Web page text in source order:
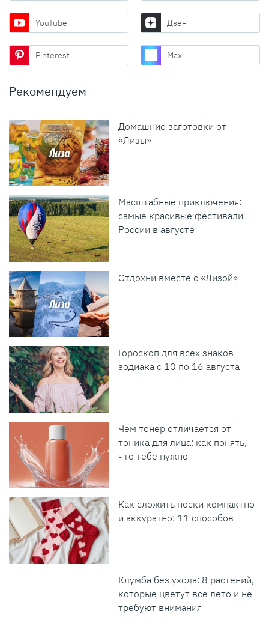
YouTube Дзен
Pinterest Max
Рекомендуем
Домашние заготовки от
«Лизы»
Масштабные приключения:
самые красивые фестивали
России в августе
Отдохни вместе с «Лизой»
Гороскоп для всех знаков
зодиака с 10 по 16 августа
Чем тонер отличается от
тоника для лица: как понять,
что тебе нужно
Как сложить носки компактно
и аккуратно: 11 способов
Клумба без ухода: 8 растений,
которые цветут все лето и не
требуют внимания